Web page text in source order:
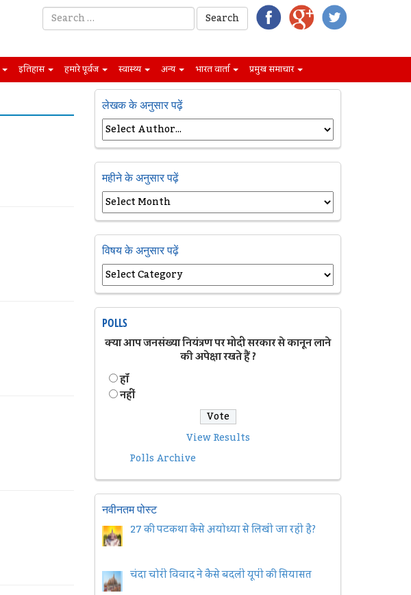
इतिहास हमारे पूर्वज स्वास्थ्य अन्य भारत वार्ता प्रमुख समाचार
लेखक के अनुसार पढ़ें
महीने के अनुसार पढ़ें
विषय के अनुसार पढ़ें
POLLS
क्या आप जनसंख्या नियंत्रण पर मोदी सरकार से कानून लाने
की अपेक्षा रखते हैं ?
हॉं
नहीं
View Results
Polls Archive
नवीनतम पोस्ट
27 की पटकथा कैसे अयोध्या से लिखी जा रही है?
चंदा चोरी विवाद ने कैसे बदली यूपी की सियासत